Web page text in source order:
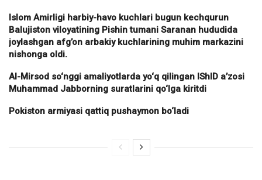
Islom Amirligi harbiy-havo kuchlari bugun kechqurun
Balujiston viloyatining Pishin tumani Saranan hududida
joylashgan afg’on arbakiy kuchlarining muhim markazini
nishonga oldi.
Al-Mirsod so‘nggi amaliyotlarda yo‘q qilingan IShID a’zosi
Muhammad Jabborning suratlarini qo‘lga kiritdi
Pokiston armiyasi qattiq pushaymon bo‘ladi